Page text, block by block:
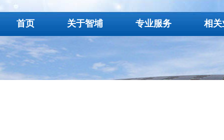
首页 关于智埔 专业服务 相关